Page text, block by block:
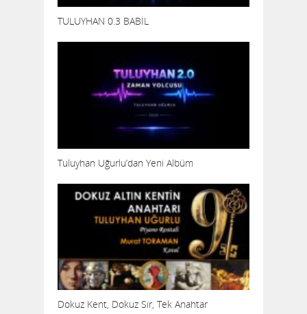
TULUYHAN 0.3 BABİL
Tuluyhan Uğurlu’dan Yeni Albüm
Dokuz Kent, Dokuz Sır, Tek Anahtar